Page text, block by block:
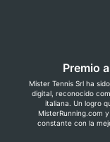
Premio
Mister Tennis Srl ha
digital, reconocido
italiana. Un logro
MisterRunning.com
constante con la